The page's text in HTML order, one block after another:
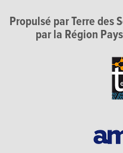
Propulsé par Terre des
par la Région